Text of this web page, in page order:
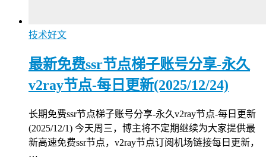
技术好文
最新免费ssr节点梯子账号分享-永久
v2ray节点-每日更新(2025/12/24)
长期免费ssr节点梯子账号分享-永久v2ray节点-每日更新
(2025/12/1) 今天周三，博主将不定期继续为大家提供最
新高速免费ssr节点，v2ray节点订阅机场链接每日更新，
…